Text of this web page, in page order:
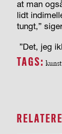
at man
lidt
tungt,”
”Det, jeg
TAGS: kunst